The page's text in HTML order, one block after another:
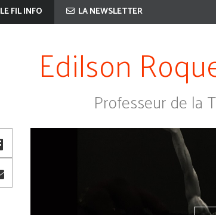
LE FIL INFO LA NEWSLETTER
Edilson
Professeur de la